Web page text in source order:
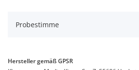
Probestimme
Hersteller gemäß GPSR